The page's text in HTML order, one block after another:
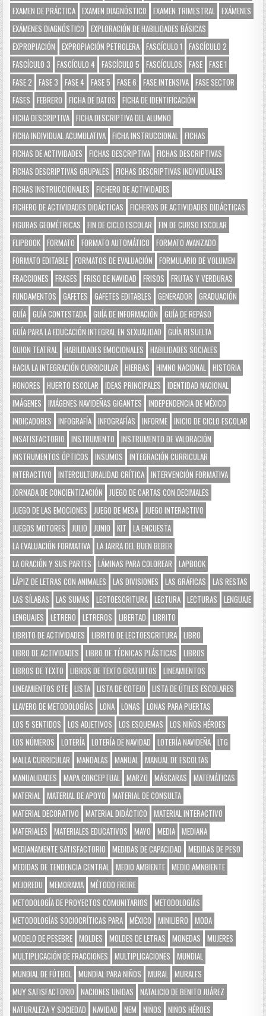
EXAMEN DE PRÁCTICA EXAMEN DIAGNÓSTICO EXAMEN TRIMESTRAL EXÁMENES
EXÁMENES DIAGNÓSTICO
EXPLORACIÓN DE HABILIDADES BÁSICAS
EXPROPIACIÓN
EXPROPIACIÓN PETROLERA FASCÍCULO 1
FASCÍCULO 2
FASCÍCULO 3
FASCÍCULO 4 FASCÍCULO 5 FASCÍCULOS FASE FASE 1
FASE 2
FASE 3 FASE 4 FASE 5 FASE 6 FASE INTENSIVA FASE SECTOR
FASES
FEBRERO FICHA DE DATOS
FICHA DE IDENTIFICACIÓN
FICHA DESCRIPTIVA FICHA DESCRIPTIVA DEL ALUMNO
FICHA INDIVIDUAL ACUMULATIVA FICHA INSTRUCCIONAL FICHAS
FICHAS DE ACTIVIDADES
FICHAS DESCRIPTIVA FICHAS DESCRIPTIVAS
FICHAS DESCRIPTIVAS GRUPALES
FICHAS DESCRIPTIVAS INDIVIDUALES
FICHAS INSTRUCCIONALES
FICHERO DE ACTIVIDADES
FICHERO DE ACTIVIDADES DIDÁCTICAS
FICHEROS DE ACTIVIDADES DIDÁCTICAS
FIGURAS GEOMÉTRICAS
FIN DE CICLO ESCOLAR
FIN DE CURSO ESCOLAR
FLIPBOOK FORMATO FORMATO AUTOMÁTICO
FORMATO AVANZADO
FORMATO EDITABLE FORMATOS DE EVALUACIÓN
FORMULARIO DE VOLUMEN
FRACCIONES
FRASES FRISO DE NAVIDAD FRISOS
FRUTAS Y VERDURAS
FUNDAMENTOS
GAFETES GAFETES EDITABLES GENERADOR
GRADUACIÓN
GUÍA GUÍA CONTESTADA GUÍA DE INFORMACIÓN
GUÍA DE REPASO
GUÍA PARA LA EDUCACIÓN INTEGRAL EN SEXUALIDAD
GUÍA RESUELTA
GUION TEATRAL HABILIDADES EMOCIONALES
HABILIDADES SOCIALES
HACIA LA INTEGRACIÓN CURRICULAR
HIERBAS HIMNO NACIONAL HISTORIA
HONORES
HUERTO ESCOLAR IDEAS PRINCIPALES
IDENTIDAD NACIONAL
IMÁGENES
IMÁGENES NAVIDEÑAS GIGANTES
INDEPENDENCIA DE MÉXICO
INDICADORES
INFOGRAFÍA INFOGRAFÍAS INFORME INICIO DE CICLO ESCOLAR
INSATISFACTORIO
INSTRUMENTO
INSTRUMENTO DE VALORACIÓN
INSTRUMENTOS ÓPTICOS
INSUMOS
INTEGRACIÓN CURRICULAR
INTERACTIVO
INTERCULTURALIDAD CRÍTICA INTERVENCIÓN FORMATIVA
JORNADA DE CONCIENTIZACIÓN
JUEGO DE CARTAS CON DECIMALES
JUEGO DE LAS EMOCIONES
JUEGO DE MESA JUEGO INTERACTIVO
JUEGOS MOTORES
JULIO JUNIO KIT
LA ENCUESTA
LA EVALUACIÓN FORMATIVA LA JARRA DEL BUEN BEBER
LA ORACIÓN Y SUS PARTES
LÁMINAS PARA COLOREAR
LAPBOOK
LÁPIZ DE LETRAS CON ANIMALES
LAS DIVISIONES LAS GRÁFICAS
LAS RESTAS
LAS SÍLABAS
LAS SUMAS LECTOESCRITURA LECTURA LECTURAS
LENGUAJE
LENGUAJES
LETRERO LETREROS LIBERTAD
LIBRITO
LIBRITO DE ACTIVIDADES
LIBRITO DE LECTOESCRITURA LIBRO
LIBRO DE ACTIVIDADES
LIBRO DE TÉCNICAS PLÁSTICAS
LIBROS
LIBROS DE TEXTO
LIBROS DE TEXTO GRATUITOS
LINEAMIENTOS
LINEAMIENTOS CTE LISTA LISTA DE COTEJO
LISTA DE ÚTILES ESCOLARES
LLAVERO DE METODOLOGÍAS
LONA LONAS
LONAS PARA PUERTAS
LOS 5 SENTIDOS
LOS ADJETIVOS LOS ESQUEMAS
LOS NIÑOS HÉROES
LOS NÚMEROS
LOTERÍA LOTERÍA DE NAVIDAD LOTERÍA NAVIDEÑA LTG
MALLA CURRICULAR
MANDALAS MANUAL MANUAL DE ESCOLTAS
MANUALIDADES
MAPA CONCEPTUAL MARZO MÁSCARAS
MATEMÁTICAS
MATERIAL MATERIAL DE APOYO
MATERIAL DE CONSULTA
MATERIAL DECORATIVO
MATERIAL DIDÁCTICO
MATERIAL INTERACTIVO
MATERIALES
MATERIALES EDUCATIVOS MAYO MEDIA MEDIANA
MEDIANAMENTE SATISFACTORIO
MEDIDAS DE CAPACIDAD
MEDIDAS DE PESO
MEDIDAS DE TENDENCIA CENTRAL MEDIO AMBIENTE MEDIO AMNBIENTE
MEJOREDU
MEMORAMA MÉTODO FREIRE
METODOLOGÍA DE PROYECTOS COMUNITARIOS
METODOLOGÍAS
METODOLOGÍAS SOCIOCRÍTICAS PARA MÉXICO MINILIBRO
MODA
MODELO DE PESEBRE MOLDES MOLDES DE LETRAS MONEDAS
MUJERES
MULTIPLICACIÓN DE FRACCIONES
MULTIPLICACIONES
MUNDIAL
MUNDIAL DE FÚTBOL MUNDIAL PARA NIÑOS MURAL MURALES
MUY SATISFACTORIO
NACIONES UNIDAS
NATALICIO DE BENITO JUÁREZ
NATURALEZA Y SOCIEDAD
NAVIDAD NEM NIÑOS NIÑOS HÉROES